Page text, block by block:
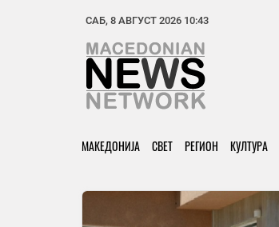
САБ, 8 АВГУСТ 2026 10:43
МАКЕДОНИЈА СВЕТ РЕГИОН КУЛТУРА